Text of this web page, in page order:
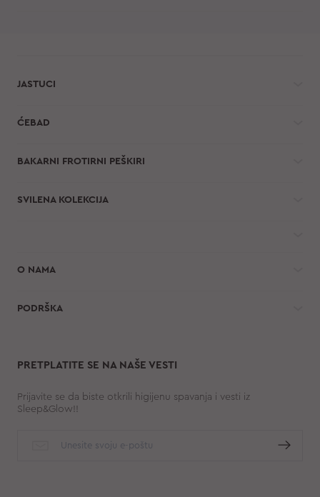
JASTUCI
ĆEBAD
BAKARNI FROTIRNI PEŠKIRI
SVILENA KOLEKCIJA
O NAMA
PODRŠKA
PRETPLATITE SE NA NAŠE VESTI
Prijavite se da biste otkrili higijenu spavanja i vesti iz
Sleep&Glow!!